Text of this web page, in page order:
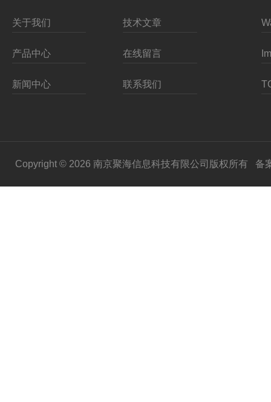
关于我们 技术文章
产品中心 在线留言
新闻中心 联系我们
Copyright © 2026 南京聚海信息科技有限公司版权所有 备